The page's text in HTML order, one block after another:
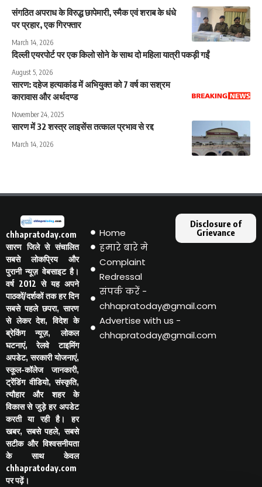
संगठित अपराध के विरुद्ध छापेमारी, स्मैक एवं शराब के धंधे
पर प्रहार, एक गिरफ्तार
March 14, 2026
दिल्ली एयरपोर्ट पर एक किलो सोने के साथ दो महिला यात्री पकड़ी गईं
August 5, 2026
सारण: दहेज हत्याकांड में अभियुक्त को 7 वर्ष का सश्रम
कारावास और अर्थदण्ड
November 24, 2025
सारण में 32 शस्त्र लाइसेंस तत्काल प्रभाव से रद्द
March 14, 2026
chhapratoday.com
सारण जिले से संचालित
सबसे लोकप्रिय और
पुरानी न्यूज़ वेबसाइट है।
वर्ष 2012 से यह अपने
पाठकों/दर्शकों तक हर दिन
सबसे पहले छपरा, सारण
से लेकर देश, विदेश के
ब्रेकिंग न्यूज़, लोकल
घटनाएं, रेलवे टाइमिंग
अपडेट, सरकारी योजनाएं,
स्कूल-कॉलेज जानकारी,
ट्रेंडिंग वीडियो, संस्कृति,
त्यौहार और शहर के
विकास से जुड़े हर अपडेट
करती या रही है। हर
खबर, सबसे पहले, सबसे
सटीक और विश्वसनीयता
के साथ केवल
chhapratoday.com
पर पढ़ें।
Home
हमारे बारे मे
Complaint
Redressal
संपर्क करें -
chhapratoday@gmail.com
Advertise with us -
chhapratoday@gmail.com
Disclosure of
Grievance